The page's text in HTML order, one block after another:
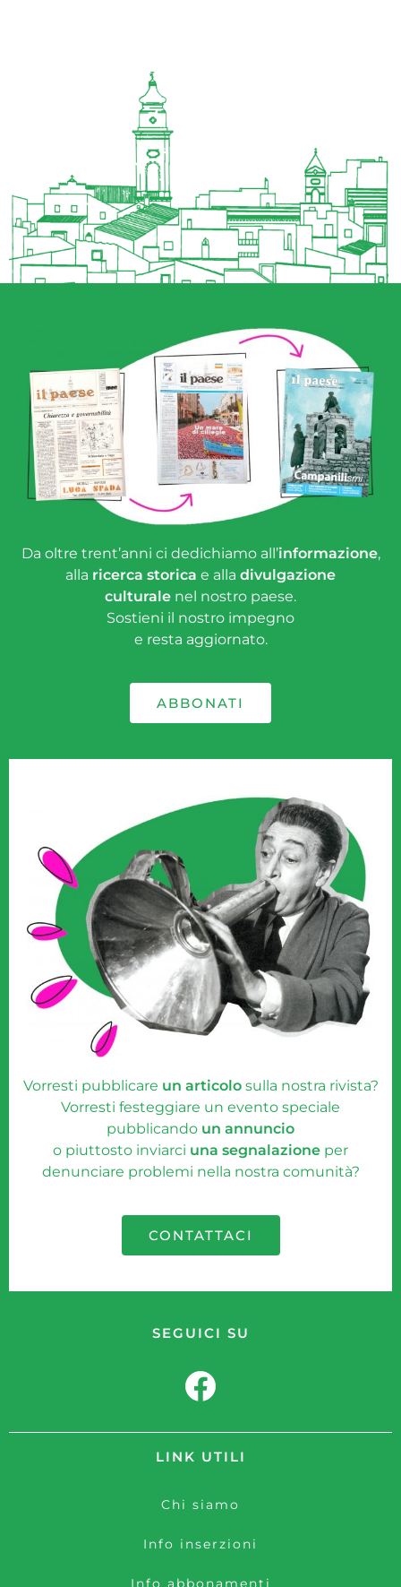
Da oltre trent’anni ci dedichiamo all’informazione,
alla ricerca storica e alla divulgazione
culturale nel nostro paese.
Sostieni il nostro impegno
e resta aggiornato.
ABBONATI
Vorresti pubblicare un articolosulla nostra rivista?
Vorresti festeggiare un evento speciale
pubblicando un annuncio
o piuttosto inviarci una segnalazione per
denunciare problemi nella nostra comunità?
CONTATTACI
LINK UTILI
Chi siamo
Info inserzioni
Info abbonamenti
SEGUICI SU